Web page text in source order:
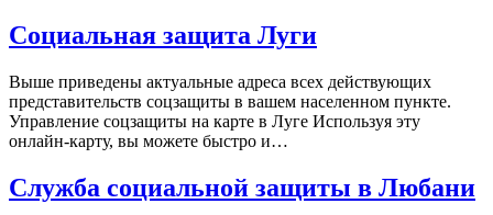
Социальная защита Луги
Выше приведены актуальные адреса всех действующих
представительств соцзащиты в вашем населенном пункте.
Управление соцзащиты на карте в Луге Используя эту
онлайн-карту, вы можете быстро и…
Служба социальной защиты в Любани